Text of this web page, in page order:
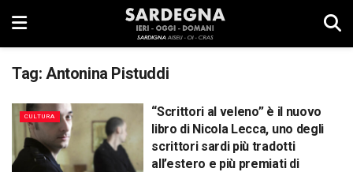
Tag: Antonina Pistuddi
CULTURA
“Scrittori al veleno” è il nuovo
libro di Nicola Lecca, uno degli
scrittori sardi più tradotti
all’estero e più premiati di